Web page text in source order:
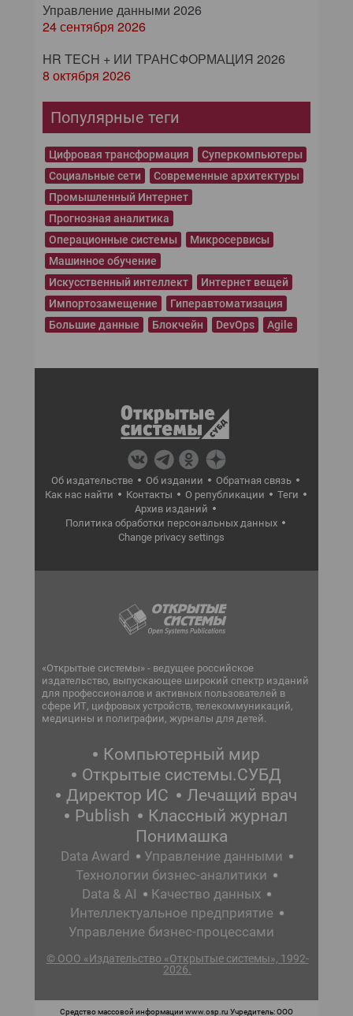
Управление данными 2026
24 сентября 2026
HR TECH + ИИ ТРАНСФОРМАЦИЯ 2026
8 октября 2026
Популярные теги
Цифровая трансформация
Суперкомпьютеры
Социальные сети
Современные архитектуры
Промышленный Интернет
Прогнозная аналитика
Операционные системы
Микросервисы
Машинное обучение
Искусственный интеллект
Интернет вещей
Импортозамещение
Гиперавтоматизация
Большие данные
Блокчейн DevOps Agile
Об издательстве Об издании
Обратная связь
Как нас найти
Контакты О републикации
Теги
Архив изданий
Политика обработки персональных данных
Change privacy settings
«Открытые системы» - ведущее российское
издательство, выпускающее широкий спектр изданий
для профессионалов и активных пользователей в
сфере ИТ, цифровых устройств, телекоммуникаций,
медицины и полиграфии, журналы для детей.
Компьютерный мир
Открытые системы.СУБД
Директор ИС
Лечащий врач
Publish
Классный журнал
Понимашка
Data Award
Управление данными
Технологии бизнес-аналитики
Data & AI
Качество данных
Интеллектуальное предприятие
Управление бизнес-процессами
© ООО «Издательство «Открытые системы», 1992-
2026.
Средство массовой информации www.osp.ru Учредитель: ООО